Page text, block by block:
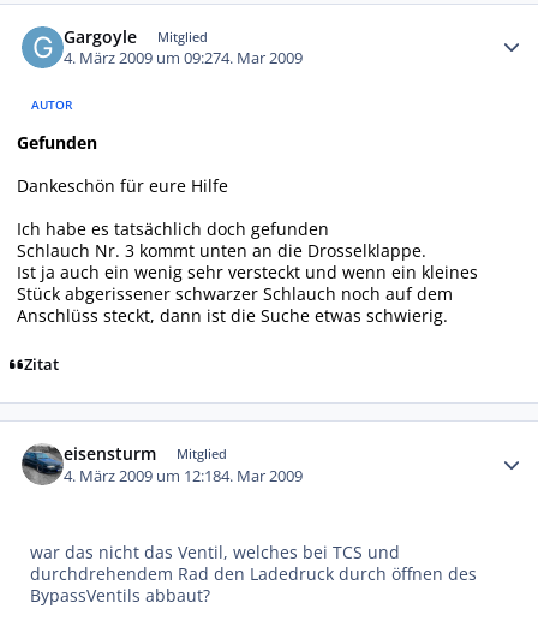
Gargoyle Mitglied
4. März 2009 um 09:274. Mar 2009
AUTOR
Gefunden
Dankeschön für eure Hilfe
Ich habe es tatsächlich doch gefunden
Schlauch Nr. 3 kommt unten an die Drosselklappe.
Ist ja auch ein wenig sehr versteckt und wenn ein kleines
Stück abgerissener schwarzer Schlauch noch auf dem
Anschlüss steckt, dann ist die Suche etwas schwierig.
Zitat
eisensturm Mitglied
4. März 2009 um 12:184. Mar 2009
war das nicht das Ventil, welches bei TCS und
durchdrehendem Rad den Ladedruck durch öffnen des
BypassVentils abbaut?